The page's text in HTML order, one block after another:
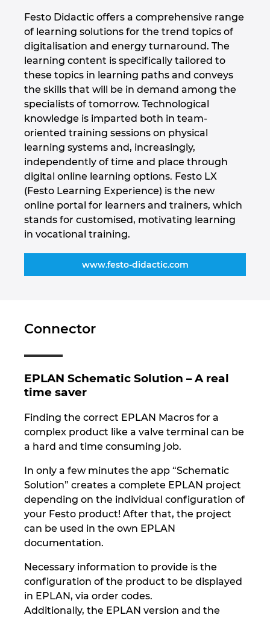
Festo Didactic offers a comprehensive range
of learning solutions for the trend topics of
digitalisation and energy turnaround. The
learning content is specifically tailored to
these topics in learning paths and conveys
the skills that will be in demand among the
specialists of tomorrow. Technological
knowledge is imparted both in team-
oriented training sessions on physical
learning systems and, increasingly,
independently of time and place through
digital online learning options. Festo LX
(Festo Learning Experience) is the new
online portal for learners and trainers, which
stands for customised, motivating learning
in vocational training.
www.festo-didactic.com
Connector
EPLAN Schematic Solution – A real
time saver
Finding the correct EPLAN Macros for a
complex product like a valve terminal can be
a hard and time consuming job.
In only a few minutes the app “Schematic
Solution” creates a complete EPLAN project
depending on the individual configuration of
your Festo product! After that, the project
can be used in the own EPLAN
documentation.
Necessary information to provide is the
configuration of the product to be displayed
in EPLAN, via order codes.
Additionally, the EPLAN version and the